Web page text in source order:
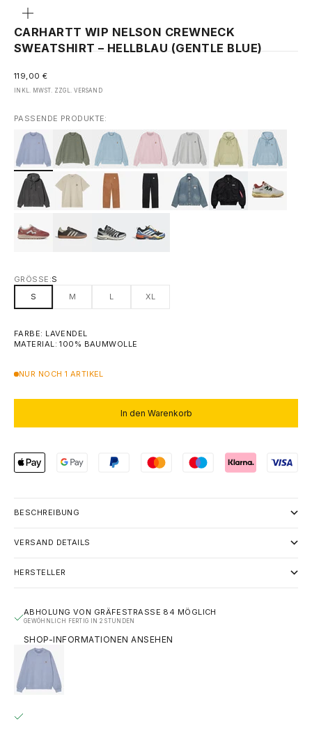
CARHARTT WIP NELSON CREWNECK
SWEATSHIRT – HELLBLAU (GENTLE BLUE)
ANGEBOT
119,00 €
INKL. MWST. ZZGL. VERSAND
PASSENDE PRODUKTE:
GRÖSSE: S
S
M L XL
FARBE: LAVENDEL
MATERIAL: 100% BAUMWOLLE
NUR NOCH 1 ARTIKEL
In den Warenkorb
BESCHREIBUNG
VERSAND DETAILS
HERSTELLER
ABHOLUNG VON GRÄFESTRASSE 84 MÖGLICH
GEWÖHNLICH FERTIG IN 2 STUNDEN
SHOP-INFORMATIONEN ANSEHEN